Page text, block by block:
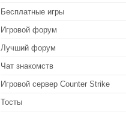
Бесплатные игры
Игровой форум
Лучший форум
Чат знакомств
Игровой сервер Counter Strike
Тосты